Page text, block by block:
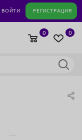
ВОЙТИ РЕГИСТРАЦИЯ
0
0
—